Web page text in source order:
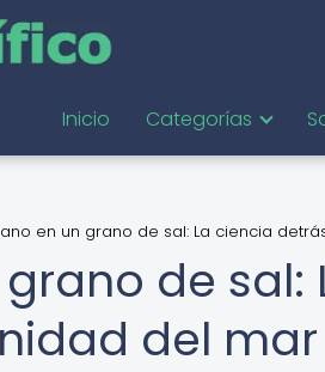
Inicio Categorías
en un grano de sal: La ciencia
de sal:
del mar